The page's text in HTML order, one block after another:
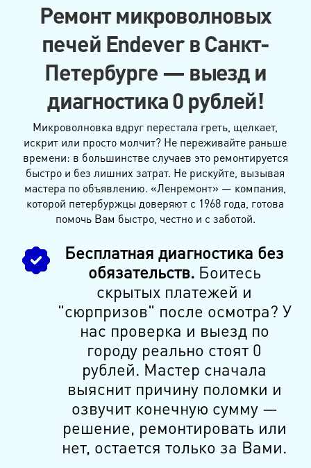
Ремонт микроволновых
печей Endever в Санкт-
Петербурге — выезд и
диагностика 0 рублей!
Микроволновка вдруг перестала греть, щелкает,
искрит или просто молчит? Не переживайте раньше
времени: в большинстве случаев это ремонтируется
быстро и без лишних затрат. Не рискуйте, вызывая
мастера по объявлению. «Ленремонт» — компания,
которой петербуржцы доверяют с 1968 года, готова
помочь Вам быстро, честно и с заботой.
Бесплатная диагностика без
обязательств.Боитесь
скрытых платежей и
"сюрпризов" после осмотра? У
нас проверка и выезд по
городу реально стоят 0
рублей. Мастер сначала
выяснит причину поломки и
озвучит конечную сумму —
решение, ремонтировать или
нет, остается только за Вами.